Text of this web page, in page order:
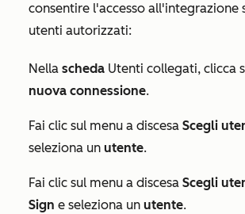
consentire l'accesso all'integrazione
utenti autorizzati:
Nella scheda Utenti collegati, clicca
nuova connessione.
Fai clic sul menu a discesa Scegli
seleziona un utente.
Fai clic sul menu a discesa Scegli
Sign e seleziona un utente.